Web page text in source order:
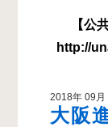
【公
http://
2018年 09月
大阪